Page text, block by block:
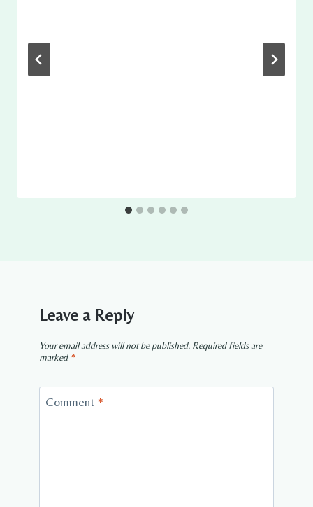
Leave a Reply
Your email address will not be published. Required fields are
marked *
Comment *